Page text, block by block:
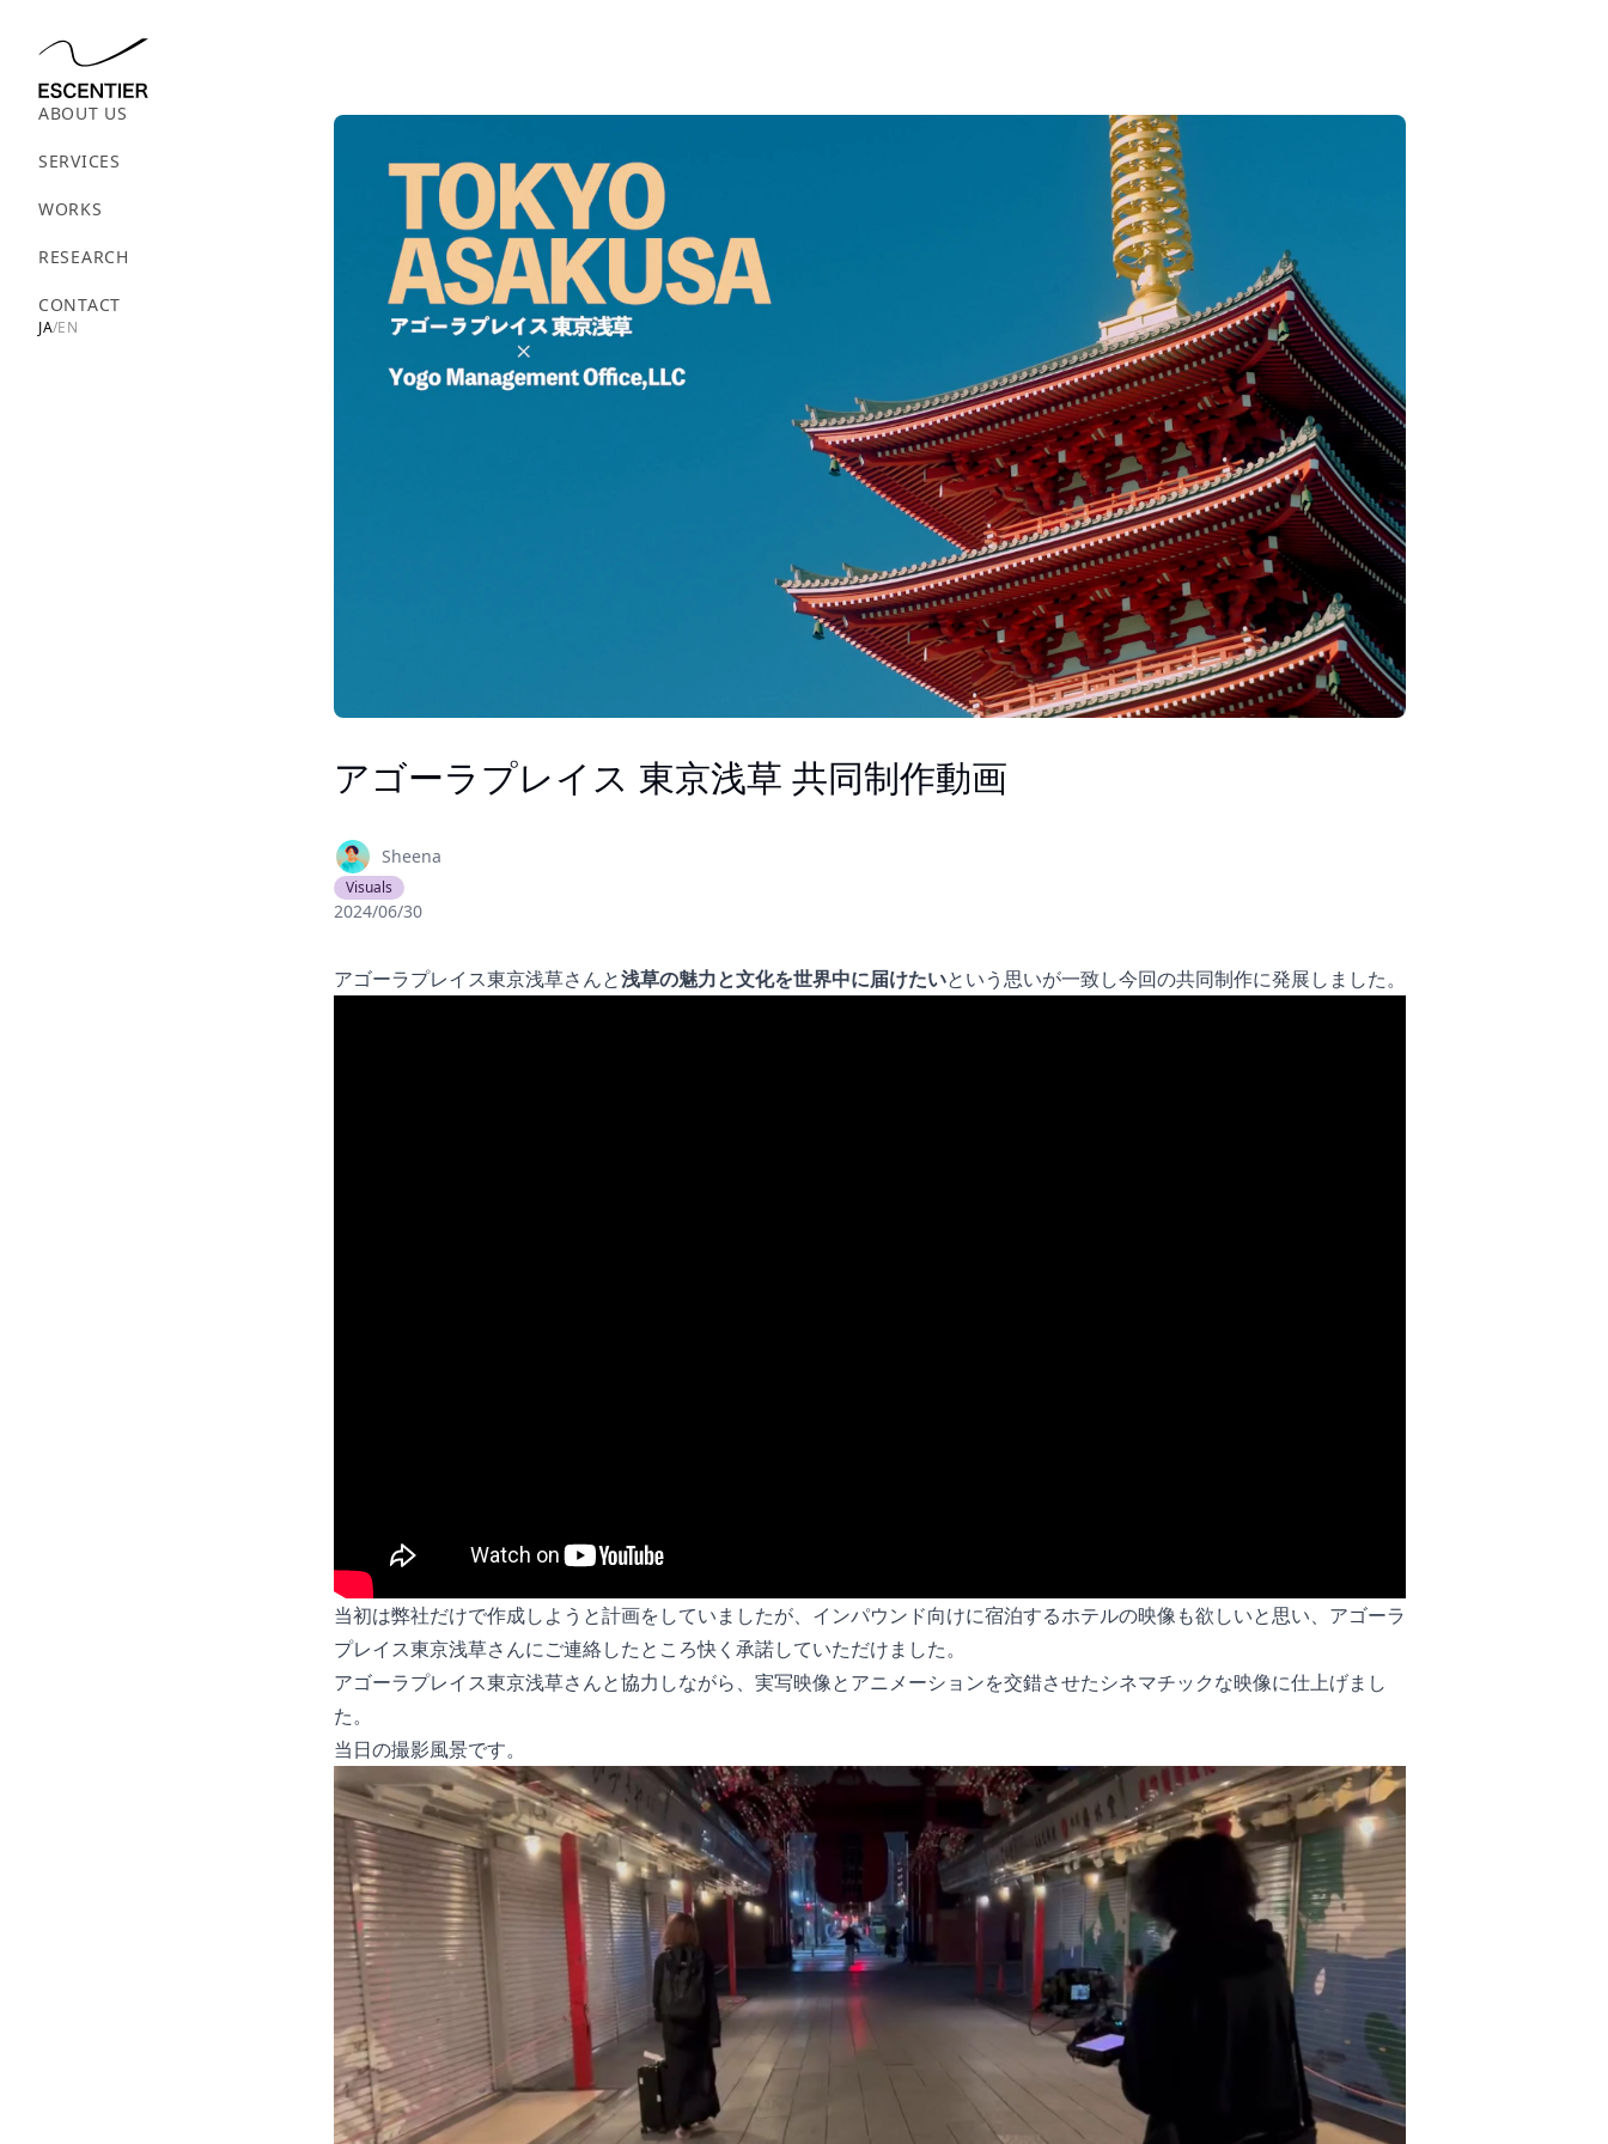
ABOUT US
SERVICES
WORKS
RESEARCH
CONTACT
JA/EN
アゴーラプレイス 東京浅草 共同制作動画
Sheena
Visuals
2024/06/30
アゴーラプレイス東京浅草さんと浅草の魅力と文化を世界中に届けたいという思いが一致し今回の共同制作に発展しました。
当初は弊社だけで作成しようと計画をしていましたが、インパウンド向けに宿泊するホテルの映像も欲しいと思い、アゴーラ
プレイス東京浅草さんにご連絡したところ快く承諾していただけました。
アゴーラプレイス東京浅草さんと協力しながら、実写映像とアニメーションを交錯させたシネマチックな映像に仕上げまし
た。
当日の撮影風景です。